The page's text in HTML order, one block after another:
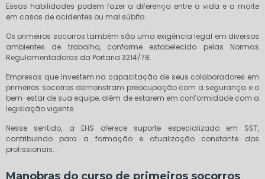
Essas habilidades podem fazer a diferença entre a vida e a morte
em casos de acidentes ou mal súbito.
Os primeiros socorros também são uma exigência legal em diversos
ambientes de trabalho, conforme estabelecido pelas Normas
Regulamentadoras da Portaria 3214/78.
Empresas que investem na capacitação de seus colaboradores em
primeiros socorros demonstram preocupação com a segurança e o
bem-estar de sua equipe, além de estarem em conformidade com a
legislação vigente.
Nesse sentido, a EHS oferece suporte especializado em SST,
contribuindo para a formação e atualização constante dos
profissionais.
Manobras do curso de primeiros socorros